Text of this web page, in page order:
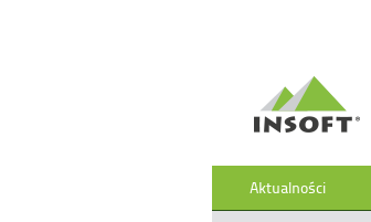
Aktualności